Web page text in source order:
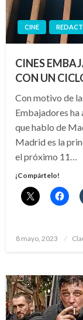
CINE
CINES
CON UN
Con motivo de
Embajadores ha
que hablo de
Madrid es la
el próximo 11…
¡Compártelo!
Publicado
8 mayo, 2023